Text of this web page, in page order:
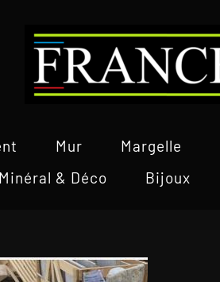
Mur Margelle
Minéral & Déco
Bijoux